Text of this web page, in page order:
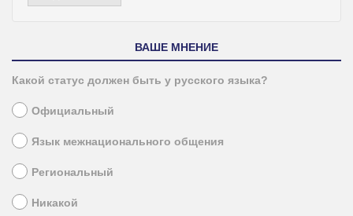
ВАШЕ МНЕНИЕ
Какой статус должен быть у русского языка?
Официальный
Язык межнационального общения
Региональный
Никакой